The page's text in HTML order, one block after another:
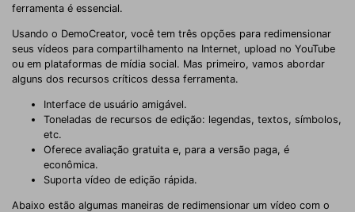
ferramenta é essencial.
Usando o DemoCreator, você tem três opções para redimensionar
seus vídeos para compartilhamento na Internet, upload no YouTube
ou em plataformas de mídia social. Mas primeiro, vamos abordar
alguns dos recursos críticos dessa ferramenta.
Interface de usuário amigável.
Toneladas de recursos de edição: legendas, textos, símbolos,
etc.
Oferece avaliação gratuita e, para a versão paga, é
econômica.
Suporta vídeo de edição rápida.
Abaixo estão algumas maneiras de redimensionar um vídeo com o